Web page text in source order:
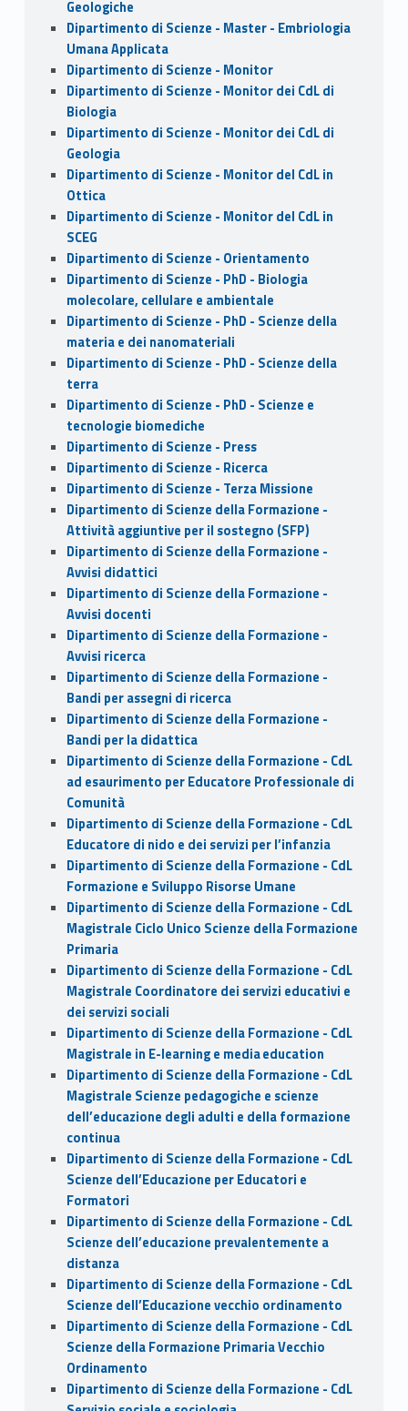
Geologiche
Dipartimento di Scienze - Master - Embriologia
Umana Applicata
Dipartimento di Scienze - Monitor
Dipartimento di Scienze - Monitor dei CdL di
Biologia
Dipartimento di Scienze - Monitor dei CdL di
Geologia
Dipartimento di Scienze - Monitor del CdL in
Ottica
Dipartimento di Scienze - Monitor del CdL in
SCEG
Dipartimento di Scienze - Orientamento
Dipartimento di Scienze - PhD - Biologia
molecolare, cellulare e ambientale
Dipartimento di Scienze - PhD - Scienze della
materia e dei nanomateriali
Dipartimento di Scienze - PhD - Scienze della
terra
Dipartimento di Scienze - PhD - Scienze e
tecnologie biomediche
Dipartimento di Scienze - Press
Dipartimento di Scienze - Ricerca
Dipartimento di Scienze - Terza Missione
Dipartimento di Scienze della Formazione -
Attività aggiuntive per il sostegno (SFP)
Dipartimento di Scienze della Formazione -
Avvisi didattici
Dipartimento di Scienze della Formazione -
Avvisi docenti
Dipartimento di Scienze della Formazione -
Avvisi ricerca
Dipartimento di Scienze della Formazione -
Bandi per assegni di ricerca
Dipartimento di Scienze della Formazione -
Bandi per la didattica
Dipartimento di Scienze della Formazione - CdL
ad esaurimento per Educatore Professionale di
Comunità
Dipartimento di Scienze della Formazione - CdL
Educatore di nido e dei servizi per l’infanzia
Dipartimento di Scienze della Formazione - CdL
Formazione e Sviluppo Risorse Umane
Dipartimento di Scienze della Formazione - CdL
Magistrale Ciclo Unico Scienze della Formazione
Primaria
Dipartimento di Scienze della Formazione - CdL
Magistrale Coordinatore dei servizi educativi e
dei servizi sociali
Dipartimento di Scienze della Formazione - CdL
Magistrale in E-learning e media education
Dipartimento di Scienze della Formazione - CdL
Magistrale Scienze pedagogiche e scienze
dell’educazione degli adulti e della formazione
continua
Dipartimento di Scienze della Formazione - CdL
Scienze dell’Educazione per Educatori e
Formatori
Dipartimento di Scienze della Formazione - CdL
Scienze dell’educazione prevalentemente a
distanza
Dipartimento di Scienze della Formazione - CdL
Scienze dell’Educazione vecchio ordinamento
Dipartimento di Scienze della Formazione - CdL
Scienze della Formazione Primaria Vecchio
Ordinamento
Dipartimento di Scienze della Formazione - CdL